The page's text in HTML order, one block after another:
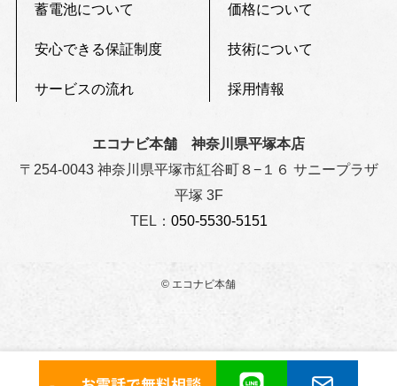
蓄電池について
安心できる保証制度
サービスの流れ
価格について
技術について
採用情報
エコナビ本舗 神奈川県平塚本店
〒254-0043 神奈川県平塚市紅谷町８−１６ サニープラザ
平塚 3F
TEL： 050-5530-5151
© エコナビ本舗